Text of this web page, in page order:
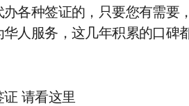
各种签证的，只要您有需要
华人服务，这几年积累的口碑
证 请看这里